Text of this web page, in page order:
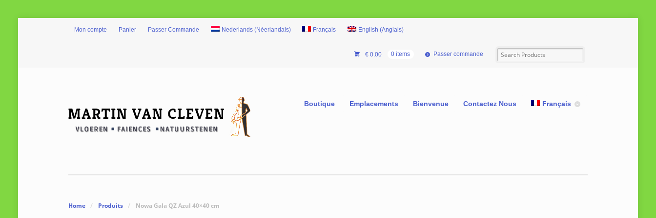
Mon compte Panier Passer Commande Nederlands(Néerlandais) Français English (Anglais)
€0.00 0 items Passer commande
Boutique Emplacements Bienvenue Contactez Nous Français
Home / Produits / Nowa Gala QZ Azul 40×40 cm